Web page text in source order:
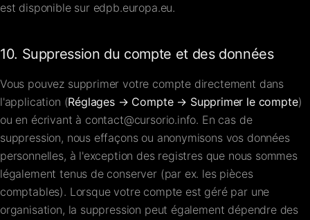
est disponible sur edpb.europa.eu.
10. Suppression du compte et des données
Vous pouvez supprimer votre compte directement dans
l'application (Réglages → Compte → Supprimer le compte)
ou en écrivant à contact@cursorio.info. En cas de
suppression, nous effaçons ou anonymisons vos données
personnelles, à l'exception des registres que nous sommes
légalement tenus de conserver (par ex. les pièces
comptables). Lorsque votre compte est géré par une
organisation, la suppression peut également dépendre des